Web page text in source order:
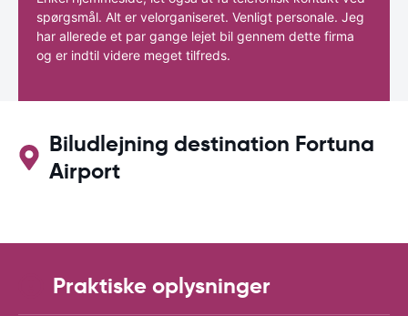
spørgsmål. Alt er velorganiseret. Venligt personale. Jeg
har allerede et par gange lejet bil gennem dette firma
og er indtil videre meget tilfreds.
Biludlejning destination Fortuna
Airport
Praktiske oplysninger